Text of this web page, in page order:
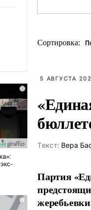
Сортировка:
5 АВГУСТА
Tекст: Вера
Партия